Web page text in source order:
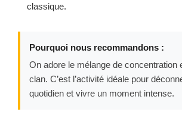
classique.
Pourquoi nous recommandons :
On adore le mélange de concentration
clan. C’est l’activité idéale pour
quotidien et vivre un moment intense.